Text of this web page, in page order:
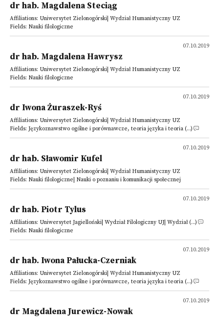
dr hab. Magdalena Steciąg
Affiliations: Uniwersytet Zielonogórski| Wydział Humanistyczny UZ
Fields: Nauki filologiczne
07.10.2019
dr hab. Magdalena Hawrysz
Affiliations: Uniwersytet Zielonogórski| Wydział Humanistyczny UZ
Fields: Nauki filologiczne
07.10.2019
dr Iwona Żuraszek-Ryś
Affiliations: Uniwersytet Zielonogórski| Wydział Humanistyczny UZ
Fields: Językoznawstwo ogólne i porównawcze, teoria języka i teoria (...)
07.10.2019
dr hab. Sławomir Kufel
Affiliations: Uniwersytet Zielonogórski| Wydział Humanistyczny UZ
Fields: Nauki filologiczne| Nauki o poznaniu i komunikacji społecznej
07.10.2019
dr hab. Piotr Tylus
Affiliations: Uniwersytet Jagielloński| Wydział Filologiczny UJ| Wydział (...)
Fields: Nauki filologiczne
07.10.2019
dr hab. Iwona Pałucka-Czerniak
Affiliations: Uniwersytet Zielonogórski| Wydział Humanistyczny UZ
Fields: Językoznawstwo ogólne i porównawcze, teoria języka i teoria (...)
07.10.2019
dr Magdalena Jurewicz-Nowak